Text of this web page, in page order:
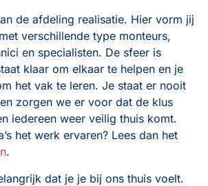
de afdeling realisatie. Hier vorm jij
verschillende type monteurs,
en specialisten. De sfeer is
klaar om elkaar te helpen en je
het vak te leren. Je staat er nooit
zorgen we er voor dat de klus
iedereen weer veilig thuis komt.
het werk ervaren? Lees dan het
.
dat je je bij ons thuis voelt.